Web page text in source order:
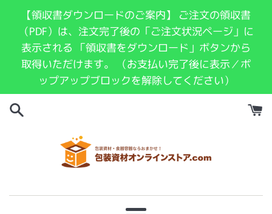
【領収書ダウンロードのご案内】 ご注文の領収書
（PDF）は、注文完了後の「ご注文状況ページ」に
表示される 「領収書をダウンロード」ボタンから
取得いただけます。 （お支払い完了後に表示／ポ
ップアップブロックを解除してください）